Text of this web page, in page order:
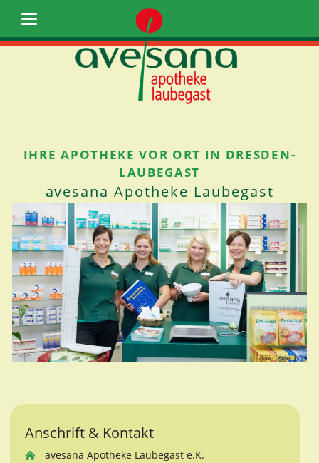
IHRE APOTHEKE VOR ORT IN DRESDEN-
LAUBEGAST
avesana Apotheke Laubegast
Anschrift & Kontakt
avesana Apotheke Laubegast e.K.